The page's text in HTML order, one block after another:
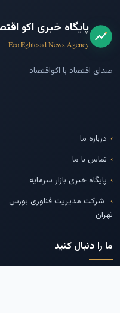
پایگاه خبری اکو
Eco Eghtesad News Agency
صدای اقتصاد با اکواقتصاد
درباره ما
تماس با ما
پایگاه خبری بازار سرمایه
شرکت مدیریت فناوری بورس
تهران
ما را دنبال کنید